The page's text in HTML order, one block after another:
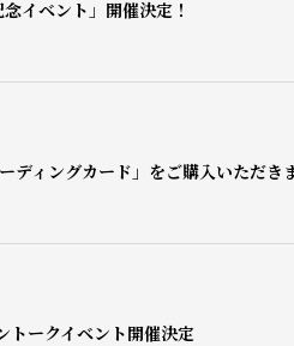
イベント」開催決定！
ディングカード」をご購入いただ
トークイベント開催決定